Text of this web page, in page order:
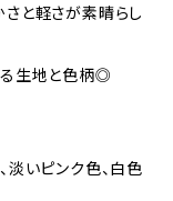
と軽さが素晴らし
る生地と色柄◎
淡いピンク色、白色